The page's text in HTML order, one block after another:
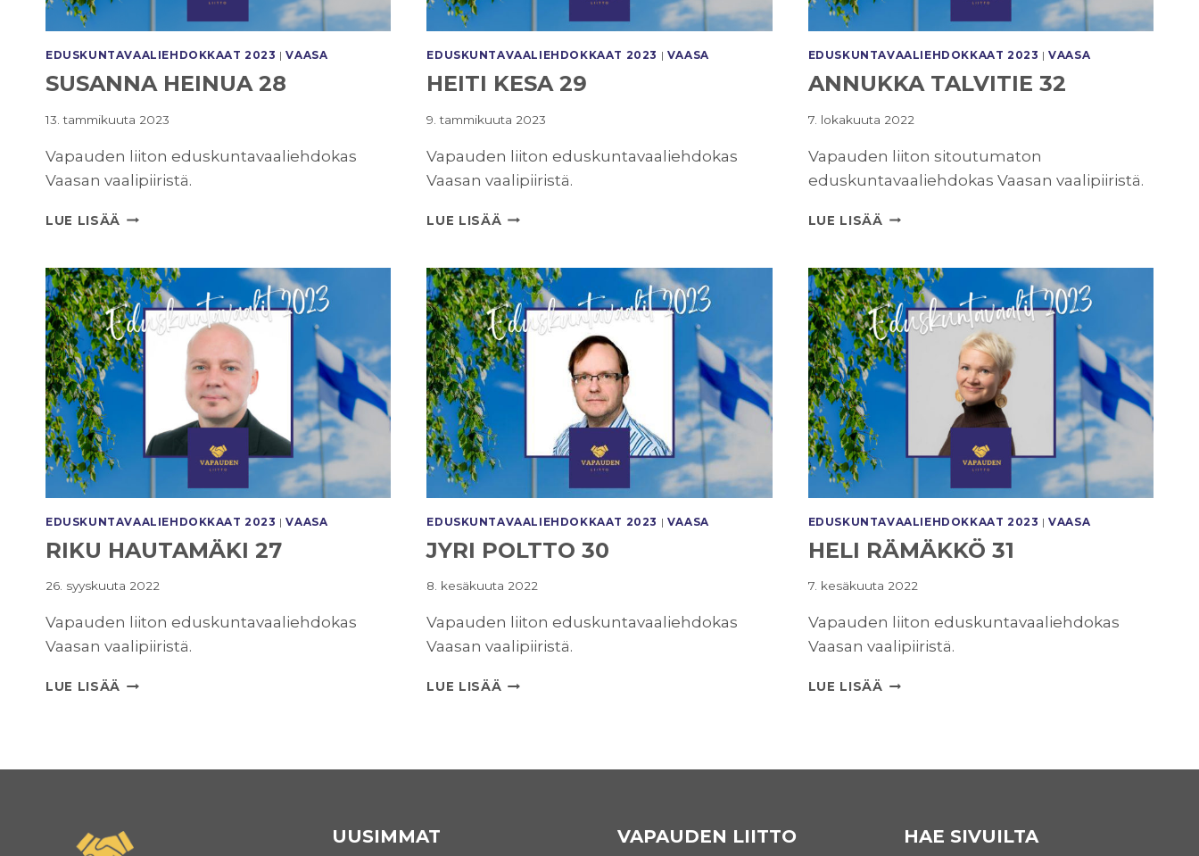
EDUSKUNTAVAALI­EHDOKKAAT 2023 |VAASA
SUSANNA HEINUA 28
13. tammikuuta 2023
Vapauden liiton eduskuntavaaliehdokas
Vaasan vaalipiiristä.
LUE LISÄÄ SUSANNA
EDUSKUNTAVAALI­EHDOKKAAT 2023 | VAASA
HEITI KESA 29
9. tammikuuta 2023
Vapauden liiton eduskuntavaaliehdokas
Vaasan vaalipiiristä.
LUE LISÄÄ HEITI
EDUSKUNTAVAALI­EHDOKKAAT 2023 |VAASA
ANNUKKA TALVITIE 32
7. lokakuuta 2022
Vapauden liiton sitoutumaton
eduskuntavaaliehdokas Vaasan vaalipiiristä.
LUE LISÄÄ ANNUKKA
EDUSKUNTAVAALI­EHDOKKAAT 2023 |VAASA
RIKU HAUTAMÄKI 27
26. syyskuuta 2022
Vapauden liiton eduskuntavaaliehdokas
Vaasan vaalipiiristä.
LUE LISÄÄ RIKU
EDUSKUNTAVAALI­EHDOKKAAT 2023 | VAASA
JYRI POLTTO 30
8. kesäkuuta 2022
Vapauden liiton eduskuntavaaliehdokas
Vaasan vaalipiiristä.
LUE LISÄÄ JYRI
EDUSKUNTAVAALI­EHDOKKAAT 2023 |VAASA
HELI RÄMÄKKÖ 31
7. kesäkuuta 2022
Vapauden liiton eduskuntavaaliehdokas
Vaasan vaalipiiristä.
LUE LISÄÄ HELI
UUSIMMAT VAPAUDEN LIITTO HAE SIVUILTA